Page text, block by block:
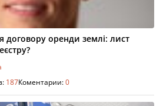
оренди землі: лист
187Коментарии:0